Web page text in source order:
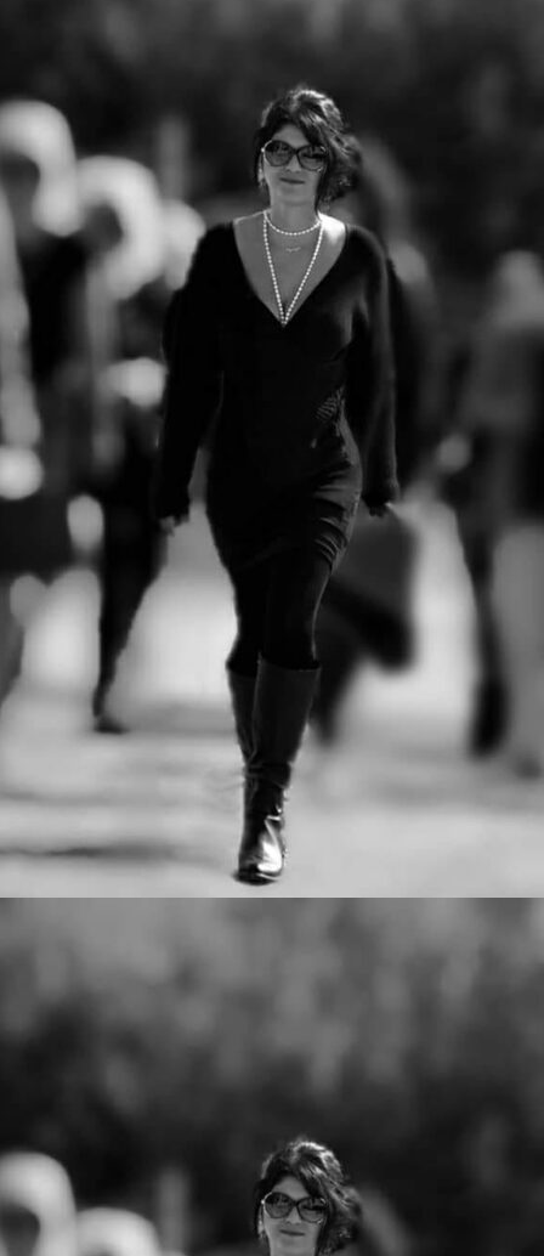
ΤΥΠΟΥ 4ος Δρόμος
Οι εγγραφές του 4ου Δρόμου
Θυσίας "Κακολύρι 1944"
συνεχίζονται!
Ο Δρόμος Θυσίας που
διεξάγεται για να κρατήσει
ζωντανή τη μνήμη του
Ολοκαυτώματος των
Σάββατο 04/07/2026, για
τέταρτη χρονιά στους
Μαρτυρικούς Ταξιάρχες σε,
δύο αναβαθμισμένους
αγώνες:
· Δρόμος Θυσίας 21,1 χλμ
· Δρόμος Θυσίας 4,7 χλμ
Στο Δρόμο Θυσίας «Κακολύρι
1944» οι δρομείς αγωνίζονται,
μαζί με τους ανθρώπους που
στήθηκαν στο απόσπασμα.